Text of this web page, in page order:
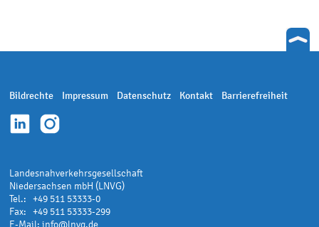
Bildrechte Impressum Datenschutz Kontakt Barrierefreiheit
Landesnahverkehrsgesellschaft
Niedersachsen mbH (LNVG)
Tel.: +49 511 53333-0
Fax: +49 511 53333-299
E-Mail:info@lnvg.de